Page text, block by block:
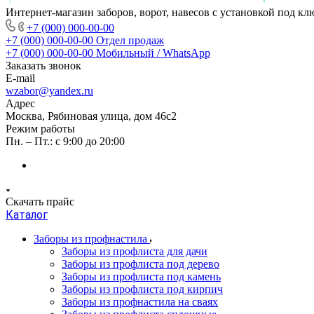
Интернет-магазин заборов, ворот, навесов с установкой под
+7 (000) 000-00-00
+7 (000) 000-00-00 Отдел продаж
+7 (000) 000-00-00 Мобильный / WhatsApp
Заказать звонок
E-mail
wzabor@yandex.ru
Адрес
Москва, Рябиновая улица, дом 46с2
Режим работы
Пн. – Пт.: с 9:00 до 20:00
Скачать прайс
Каталог
Заборы из профнастила
Заборы из профлиста для дачи
Заборы из профлиста под дерево
Заборы из профлиста под камень
Заборы из профлиста под кирпич
Заборы из профнастила на сваях